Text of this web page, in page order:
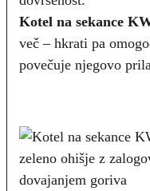
Kotel na sekance
več – hkrati pa
povečuje njegovo